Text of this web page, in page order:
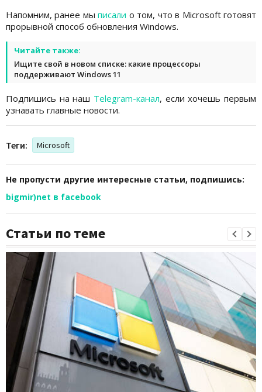
Напомним, ранее мыписали о том, что в Microsoft готовят
прорывной способ обновления Windows.
Читайте также:
Ищите свой в новом списке: какие процессоры
поддерживают Windows 11
Подпишись на наш Telegram-канал, если хочешь первым
узнавать главные новости.
Теги: Microsoft
Не пропусти другие интересные статьи, подпишись:
bigmir)net в facebook
Статьи по теме